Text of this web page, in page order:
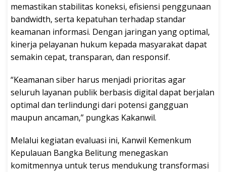
memastikan stabilitas koneksi, efisiensi penggunaan
bandwidth, serta kepatuhan terhadap standar
keamanan informasi. Dengan jaringan yang optimal,
kinerja pelayanan hukum kepada masyarakat dapat
semakin cepat, transparan, dan responsif.
“Keamanan siber harus menjadi prioritas agar
seluruh layanan publik berbasis digital dapat berjalan
optimal dan terlindungi dari potensi gangguan
maupun ancaman,” pungkas Kakanwil.
Melalui kegiatan evaluasi ini, Kanwil Kemenkum
Kepulauan Bangka Belitung menegaskan
komitmennya untuk terus mendukung transformasi